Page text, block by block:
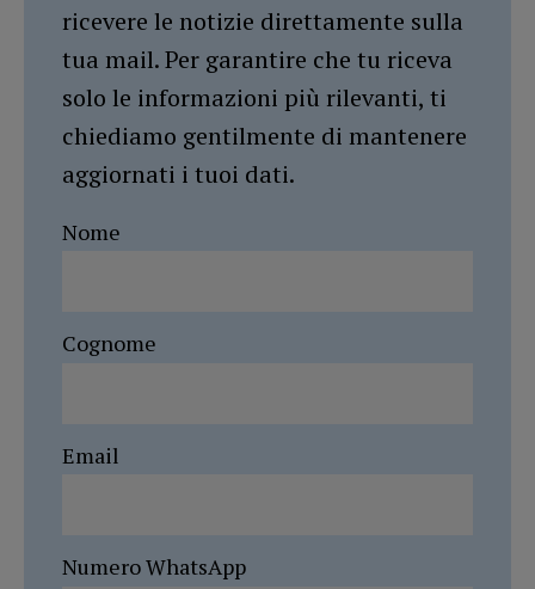
ricevere le notizie direttamente sulla
tua mail. Per garantire che tu riceva
solo le informazioni più rilevanti, ti
chiediamo gentilmente di mantenere
aggiornati i tuoi dati.
Nome
Cognome
Email
Numero WhatsApp